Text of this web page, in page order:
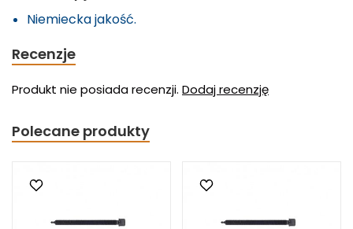
Niemiecka jakość.
Recenzje
Produkt nie posiada recenzji. Dodaj recenzję
Polecane produkty